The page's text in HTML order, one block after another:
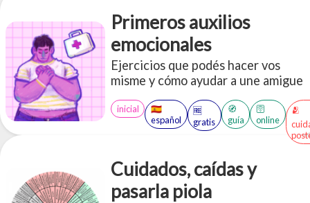
una escena. Acceso a más de 30
PDFs en inglés y español sobre
BDSM
Primeros auxilios
emocionales
Ejercicios que podés hacer vos
misme y cómo ayudar a une amigue
inicial
🇪🇸
español
🆓
gratis
🧭
guía
🛜
online
🫂
Cuidados, caídas y
pasarla piola